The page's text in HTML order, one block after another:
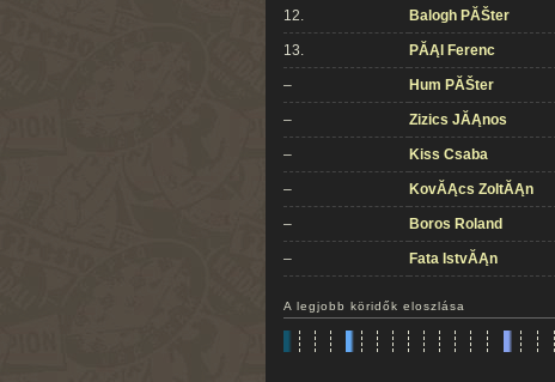
12. Balogh PĂŠter
13. PĂĄl Ferenc
– Hum PĂŠter
– Zizics JĂĄnos
– Kiss Csaba
– KovĂĄcs ZoltĂĄn
– Boros Roland
– Fata IstvĂĄn
A legjobb köridők eloszlása